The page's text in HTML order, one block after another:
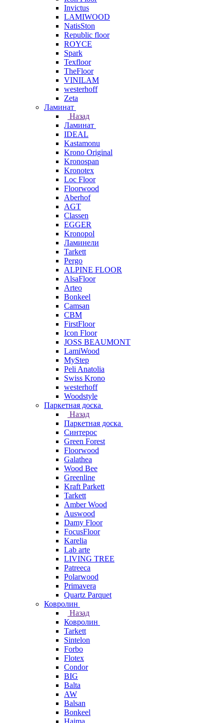
Invictus
LAMIWOOD
NatisSton
Republic floor
ROYCE
Spark
Texfloor
TheFloor
VINILAM
westerhoff
Zeta
Ламинат
Назад
Ламинат
IDEAL
Kastamonu
Krono Original
Kronospan
Kronotex
Loc Floor
Floorwood
Aberhof
AGT
Classen
EGGER
Kronopol
Ламинели
Tarkett
Pergo
ALPINE FLOOR
AlsaFloor
Arteo
Bonkeel
Camsan
CBM
FirstFloor
Icon Floor
JOSS BEAUMONT
LamiWood
MyStep
Peli Anatolia
Swiss Krono
westerhoff
Woodstyle
Паркетная доска
Назад
Паркетная доска
Синтерос
Green Forest
Floorwood
Galathea
Wood Bee
Greenline
Kraft Parkett
Tarkett
Amber Wood
Auswood
Damy Floor
FocusFloor
Karelia
Lab arte
LIVING TREE
Patreeca
Polarwood
Primavera
Quartz Parquet
Ковролин
Назад
Ковролин
Tarkett
Sintelon
Forbo
Flotex
Condor
BIG
Balta
AW
Balsan
Bonkeel
Haima